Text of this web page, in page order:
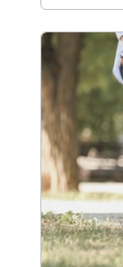
haben,
einen
dem
im